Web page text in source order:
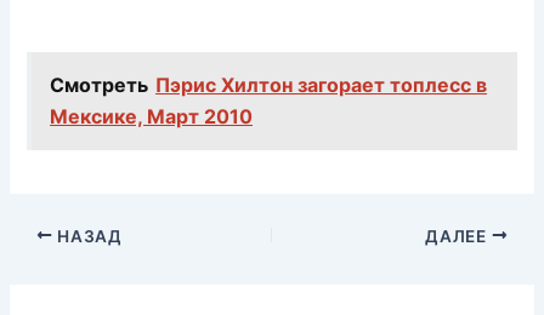
Смотреть Пэрис Хилтон загорает топлесс в
Мексике, Март 2010
НАЗАД ДАЛЕЕ